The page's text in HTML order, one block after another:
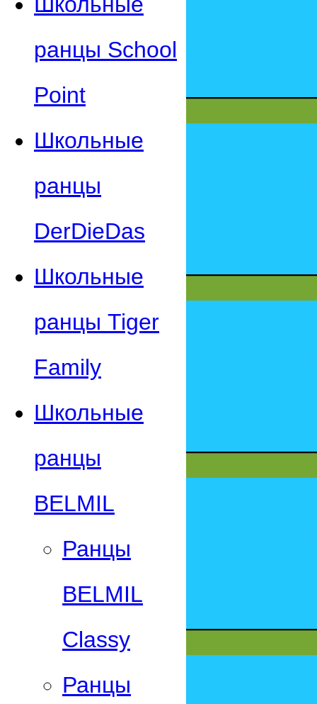
ранцы School
Point
Школьные
ранцы
DerDieDas
Школьные
ранцы Tiger
Family
Школьные
ранцы
BELMIL
Ранцы
BELMIL
Classy
Ранцы